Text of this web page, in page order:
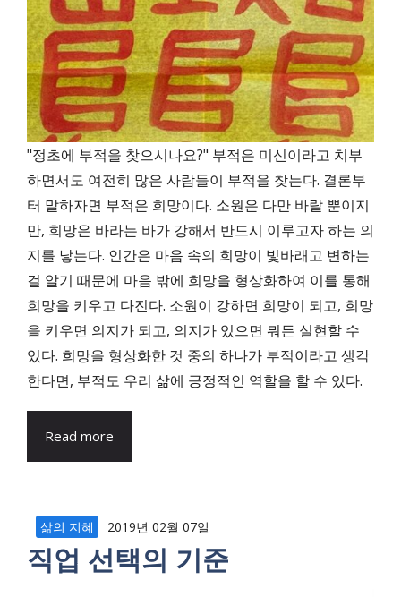
"정초에 부적을 찾으시나요?" 부적은 미신이라고 치부
하면서도 여전히 많은 사람들이 부적을 찾는다. 결론부
터 말하자면 부적은 희망이다. 소원은 다만 바랄 뿐이지
만, 희망은 바라는 바가 강해서 반드시 이루고자 하는 의
지를 낳는다. 인간은 마음 속의 희망이 빛바래고 변하는
걸 알기 때문에 마음 밖에 희망을 형상화하여 이를 통해
희망을 키우고 다진다. 소원이 강하면 희망이 되고, 희망
을 키우면 의지가 되고, 의지가 있으면 뭐든 실현할 수
있다. 희망을 형상화한 것 중의 하나가 부적이라고 생각
한다면, 부적도 우리 삶에 긍정적인 역할을 할 수 있다.
Read more
삶의 지혜 2019년 02월 07일
직업 선택의 기준